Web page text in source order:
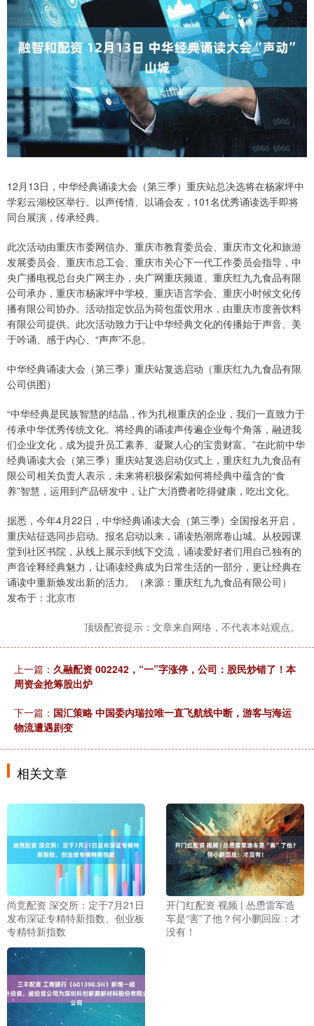
12月13日，中华经典诵读大会（第三季）重庆站总决选将在杨家坪中
学彩云湖校区举行。以声传情、以诵会友，101名优秀诵读选手即将
同台展演，传承经典。
此次活动由重庆市委网信办、重庆市教育委员会、重庆市文化和旅游
发展委员会、重庆市总工会、重庆市关心下一代工作委员会指导，中
央广播电视总台央广网主办，央广网重庆频道、重庆红九九食品有限
公司承办，重庆市杨家坪中学校、重庆语言学会、重庆小时候文化传
播有限公司协办。活动指定饮品为荷包蛋饮用水，由重庆市度善饮料
有限公司提供。此次活动致力于让中华经典文化的传播始于声音、美
于吟诵、感于内心、“声声”不息。
中华经典诵读大会（第三季）重庆站复选启动（重庆红九九食品有限
公司供图）
“中华经典是民族智慧的结晶，作为扎根重庆的企业，我们一直致力于
传承中华优秀传统文化。将经典的诵读声传遍企业每个角落，融进我
们企业文化，成为提升员工素养、凝聚人心的宝贵财富。”在此前中华
经典诵读大会（第三季）重庆站复选启动仪式上，重庆红九九食品有
限公司相关负责人表示，未来将积极探索如何将经典中蕴含的“食
养”智慧，运用到产品研发中，让广大消费者吃得健康，吃出文化。
据悉，今年4月22日，中华经典诵读大会（第三季）全国报名开启，
重庆站征选同步启动。报名启动以来，诵读热潮席卷山城。从校园课
堂到社区书院，从线上展示到线下交流，诵读爱好者们用自己独有的
声音诠释经典魅力，让诵读经典成为日常生活的一部分，更让经典在
诵读中重新焕发出新的活力。（来源：重庆红九九食品有限公司）
发布于：北京市
顶级配资提示：文章来自网络，不代表本站观点。
上一篇： 久融配资 002242，“一”字涨停，公司：股民炒错了！本
周资金抢筹股出炉
下一篇： 国汇策略 中国委内瑞拉唯一直飞航线中断，游客与海运
物流遭遇剧变
相关文章
尚竞配资 深交所：定于7月21日
发布深证专精特新指数、创业板
专精特新指数
开门红配资 视频 | 怂恿雷军造
车是“害”了他？何小鹏回应：才
没有！